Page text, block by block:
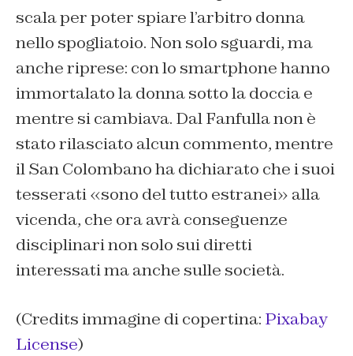
scala per poter spiare l’arbitro donna
nello spogliatoio. Non solo sguardi, ma
anche riprese: con lo smartphone hanno
immortalato la donna sotto la doccia e
mentre si cambiava. Dal Fanfulla non è
stato rilasciato alcun commento, mentre
il San Colombano ha dichiarato che i suoi
tesserati «sono del tutto estranei» alla
vicenda, che ora avrà conseguenze
disciplinari non solo sui diretti
interessati ma anche sulle società.
(Credits immagine di copertina: Pixabay
License)